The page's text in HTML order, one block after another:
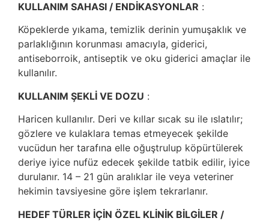
KULLANIM SAHASI / ENDİKASYONLAR :
Köpeklerde yıkama, temizlik derinin yumuşaklık ve
parlaklığının korunması amacıyla, giderici,
antiseborroik, antiseptik ve oku giderici amaçlar ile
kullanılır.
KULLANIM ŞEKLİ VE DOZU :
Haricen kullanılır. Deri ve kıllar sıcak su ile ıslatılır;
gözlere ve kulaklara temas etmeyecek şekilde
vucüdun her tarafına elle oğuştrulup köpürtülerek
deriye iyice nufüz edecek şekilde tatbik edilir, iyice
durulanır. 14 – 21 gün aralıklar ile veya veteriner
hekimin tavsiyesine göre işlem tekrarlanır.
HEDEF TÜRLER İÇİN ÖZEL KLİNİK BİLGİLER /